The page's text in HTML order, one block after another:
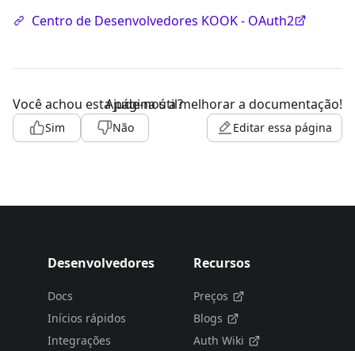
Centro de Desenvolvedores KOOK - OAuth2
Você achou esta página útil?
Sim Não
Ajude-nos a melhorar a documentação!
Editar essa página
Desenvolvedores
Docs
Inícios rápidos
Integrações
Recursos
Preços
Blogs
Auth Wiki